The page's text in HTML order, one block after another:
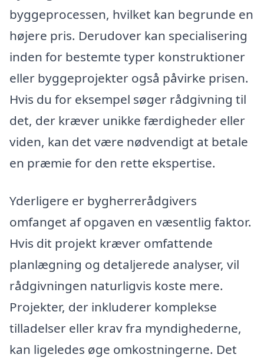
byggeprocessen, hvilket kan begrunde en
højere pris. Derudover kan specialisering
inden for bestemte typer konstruktioner
eller byggeprojekter også påvirke prisen.
Hvis du for eksempel søger rådgivning til
det, der kræver unikke færdigheder eller
viden, kan det være nødvendigt at betale
en præmie for den rette ekspertise.
Yderligere er bygherrerådgivers
omfanget af opgaven en væsentlig faktor.
Hvis dit projekt kræver omfattende
planlægning og detaljerede analyser, vil
rådgivningen naturligvis koste mere.
Projekter, der inkluderer komplekse
tilladelser eller krav fra myndighederne,
kan ligeledes øge omkostningerne. Det